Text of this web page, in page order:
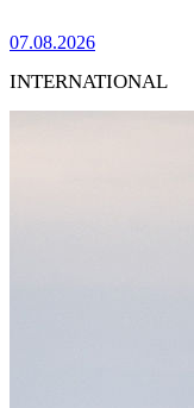
07.08.2026
INTERNATIONAL